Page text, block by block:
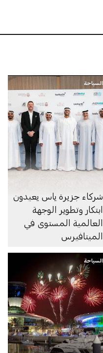
السياحة
شركاء جزيرة ياس يعيدون
ابتكار وتطوير الوجهة
العالمية المستوى في
الميتافيرس
السياحة